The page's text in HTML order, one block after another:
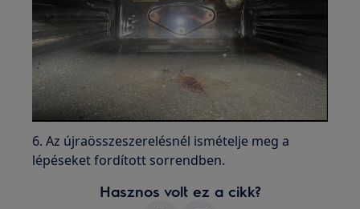
6. Az újraösszeszerelésnél ismételje meg a
lépéseket fordított sorrendben.
Hasznos volt ez a cikk?